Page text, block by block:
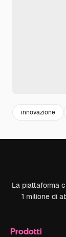
innovazione
La piattaforma
1 milione di
Prodotti